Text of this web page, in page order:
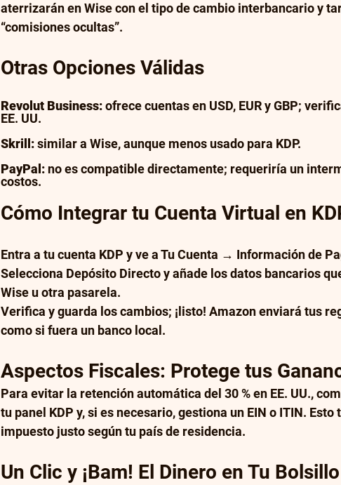
aterrizarán en Wise con el tipo de cambio interbancario y
“comisiones ocultas”.
Otras Opciones Válidas
Revolut Business: ofrece cuentas en USD, EUR y GBP;
EE. UU.
Skrill: similar a Wise, aunque menos usado para KDP.
PayPal: no es compatible directamente; requeriría un
costos.
Cómo Integrar tu Cuenta Virtual en
Entra a tu cuenta KDP y ve a Tu Cuenta → Información de
Selecciona Depósito Directo y añade los datos bancarios
Wise u otra pasarela.
Verifica y guarda los cambios; ¡listo! Amazon enviará tus
como si fuera un banco local.
Aspectos Fiscales: Protege tus
Para evitar la retención automática del 30 % en EE. UU.,
tu panel KDP y, si es necesario, gestiona un EIN o ITIN. Esto
impuesto justo según tu país de residencia.
Un Clic y ¡Bam! El Dinero en Tu Bolsillo